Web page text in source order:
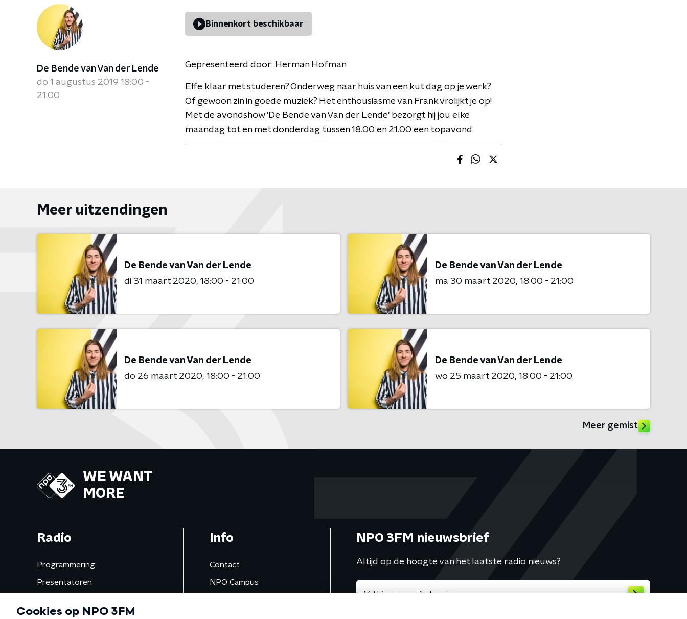
De Bende van Van der Lende
do 1 augustus 2019 18:00 -
21:00
Binnenkort beschikbaar
Gepresenteerd door: Herman Hofman
Effe klaar met studeren? Onderweg naar huis van een kut dag op je werk?
Of gewoon zin in goede muziek? Het enthousiasme van Frank vrolijkt je op!
Met de avondshow 'De Bende van Van der Lende' bezorgt hij jou elke
maandag tot en met donderdag tussen 18.00 en 21.00 een topavond.
Meer uitzendingen
De Bende van Van der Lende
di 31 maart 2020 18:00 - 21:00
De Bende van Van der Lende
ma 30 maart 2020 18:00 - 21:00
De Bende van Van der Lende
do 26 maart 2020 18:00 - 21:00
De Bende van Van der Lende
wo 25 maart 2020 18:00 - 21:00
Meer gemist
WE WANT
MORE
Radio
Programmering
Presentatoren
Gemist
Info
Contact
NPO Campus
NPO 3FM nieuwsbrief
Altijd op de hoogte van het laatste radio nieuws?